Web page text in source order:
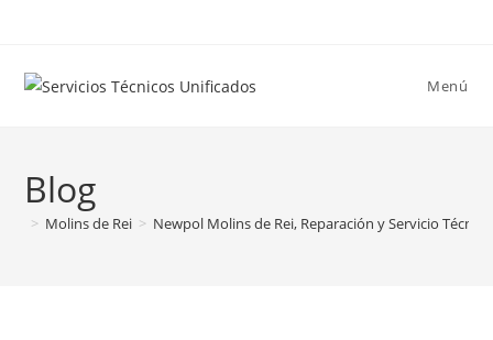
contenido
Menú
Blog
> Molins de Rei > Newpol Molins de Rei, Reparación y Servicio